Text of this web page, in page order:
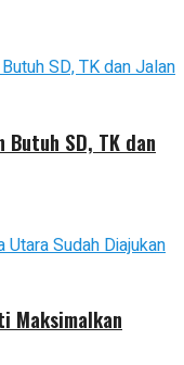
Butuh SD, TK dan
Maksimalkan